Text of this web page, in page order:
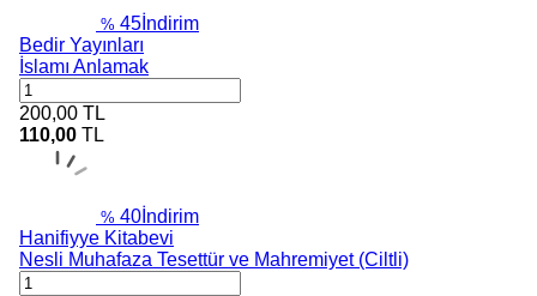
% 45 İndirim
Bedir Yayınları
İslamı Anlamak
200,00 TL
110,00 TL
% 40 İndirim
Hanifiyye Kitabevi
Nesli Muhafaza Tesettür ve Mahremiyet (Ciltli)